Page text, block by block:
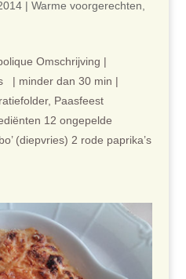
| Warme voorgerechten
Omschrijving |
| minder dan 30 min |
Paasfeest
12 ongepelde
(diepvries) 2 rode paprika’s